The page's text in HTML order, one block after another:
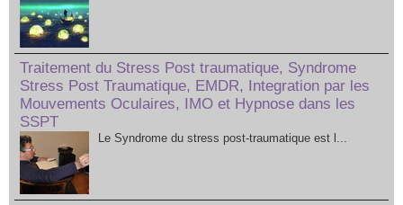
Traitement du Stress Post traumatique, Syndrome
Stress Post Traumatique, EMDR, Integration par les
Mouvements Oculaires, IMO et Hypnose dans les
SSPT
Le Syndrome du stress post-traumatique est l...